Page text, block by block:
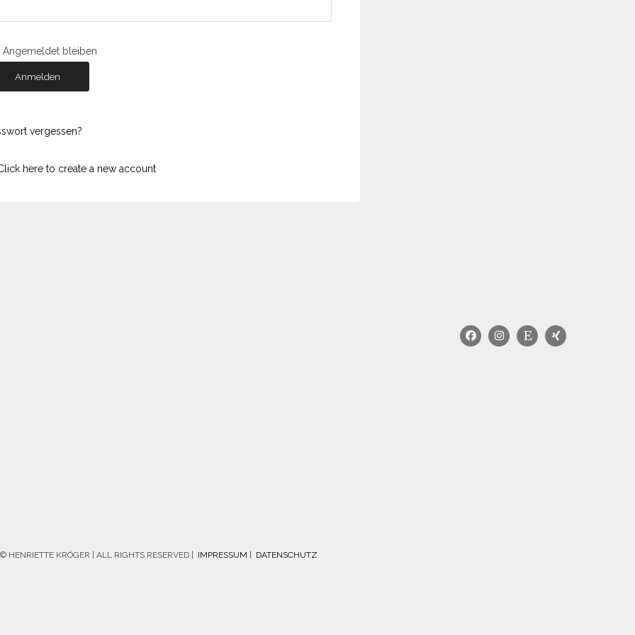
Angemeldet bleiben
Anmelden
vergessen?
here to create a new account
© HENRIETTE KRÖGER | ALL RIGHTS RESERVED | IMPRESSUM | DATENSCHUTZ